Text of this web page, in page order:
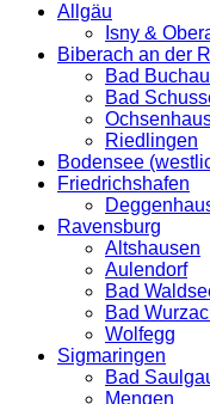
Allgäu
Isny &
Biberach an der
Bad Buchau
Bad
Riedlingen
Bodensee
Friedrichshafen
Ravensburg
Altshausen
Aulendorf
Bad
Bad
Wolfegg
Sigmaringen
Bad
Mengen